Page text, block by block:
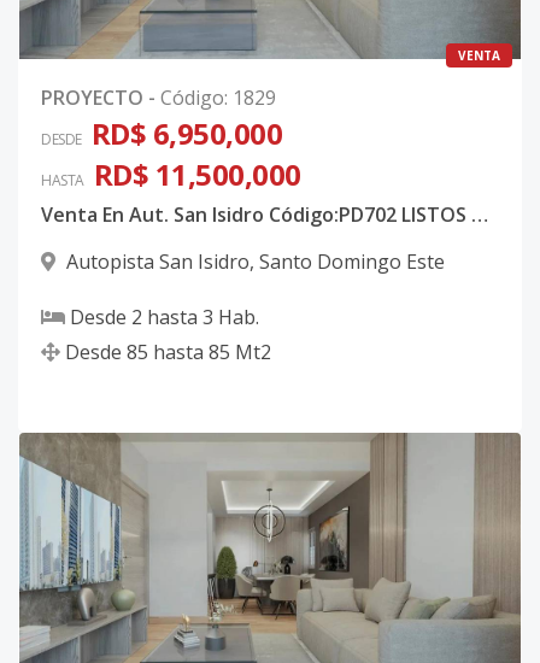
VENTA
PROYECTO - Código: 1829
DESDE RD$ 6,950,000
HASTA RD$ 11,500,000
Venta En Aut. San Isidro Código:PD702 LISTOS Y EN CONSTRUCCION ● Entregas: - 1ra etapa - Entrega Inmediata
Autopista San Isidro, Santo Domingo Este
Desde 2 hasta 3 Hab.
Desde 85 hasta 85 Mt2